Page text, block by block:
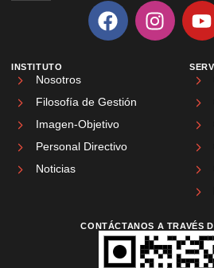
INSTITUTO
Nosotros
Filosofía de Gestión
Imagen-Objetivo
Personal Directivo
Noticias
CONTÁCTANOS A TRAVÉS